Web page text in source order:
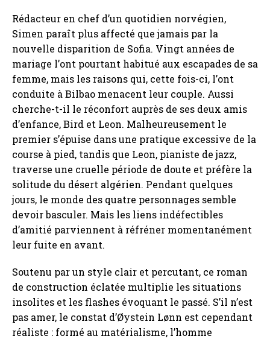
Rédacteur en chef d’un quotidien norvégien,
Simen paraît plus affecté que jamais par la
nouvelle disparition de Sofia. Vingt années de
mariage l’ont pourtant habitué aux escapades de sa
femme, mais les raisons qui, cette fois-ci, l’ont
conduite à Bilbao menacent leur couple. Aussi
cherche-t-il le réconfort auprès de ses deux amis
d’enfance, Bird et Leon. Malheureusement le
premier s’épuise dans une pratique excessive de la
course à pied, tandis que Leon, pianiste de jazz,
traverse une cruelle période de doute et préfère la
solitude du désert algérien. Pendant quelques
jours, le monde des quatre personnages semble
devoir basculer. Mais les liens indéfectibles
d’amitié parviennent à réfréner momentanément
leur fuite en avant.
Soutenu par un style clair et percutant, ce roman
de construction éclatée multiplie les situations
insolites et les flashes évoquant le passé. S’il n’est
pas amer, le constat d’Øystein Lønn est cependant
réaliste : formé au matérialisme, l’homme